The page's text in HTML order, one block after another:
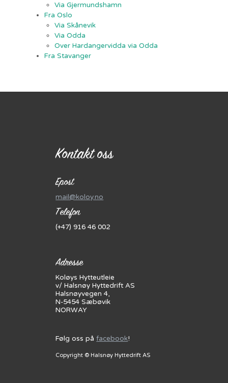
Via Gjermundshamn
Fra Oslo
Via Skånevik
Via Odda
Over Hardangervidda via Odda
Fra Stavanger
Kontakt oss
Epost
mail@koloy.no
Telefon
(+47) 916 46 002
Adresse
Koløys Hytteutleie
v/ Halsnøy Hyttedrift AS
Halsnøyvegen 4,
N-5454 Sæbøvik
NORWAY
Følg oss påfacebook!
Copyright © Halsnøy Hyttedrift AS